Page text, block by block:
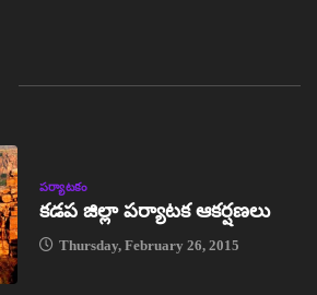
పర్యాటకం
కడప జిల్లా పర్యాటక ఆకర్షణలు
Thursday, February 26, 2015